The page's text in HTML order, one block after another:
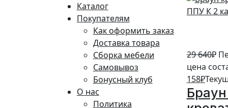
Каталог
Покупателям
Как оформить заказ
Доставка товара
Сборка мебели
Самовывоз
Бонусный клуб
О нас
Политика
29 640₽
цена
158₽